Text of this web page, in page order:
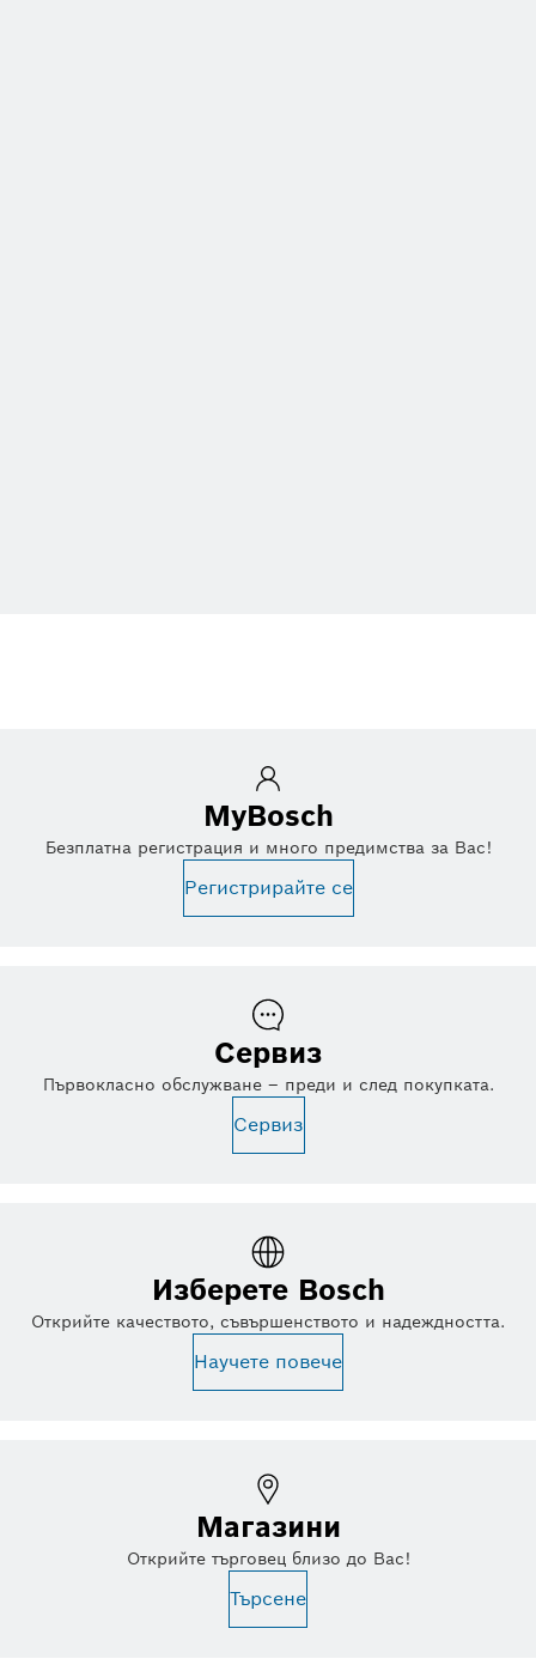
MyBosch
Безплатна регистрация и много предимства за Вас!
Регистрирайте се
Сервиз
Първокласно обслужване – преди и след покупката.
Сервиз
Изберете Bosch
Открийте качеството, съвършенството и надеждността.
Научете повече
Магазини
Открийте търговец близо до Вас!
Търсене